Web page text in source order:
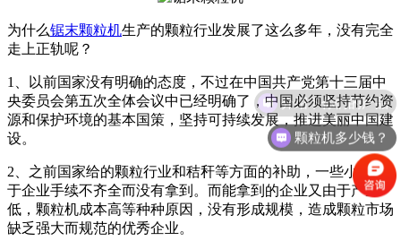
为什么锯末颗粒机生产的颗粒行业发展了这么多年，没有完全
走上正轨呢？
1、以前国家没有明确的态度，不过在中国共产党第十三届中
央委员会第五次全体会议中已经明确了，中国必须坚持节约资
源和保护环境的基本国策，坚持可持续发展，推进美丽中国建
设。
2、之前国家给的颗粒行业和秸秆等方面的补助，一些小厂由
于企业手续不齐全而没有拿到。而能拿到的企业又由于产量
低，颗粒机成本高等种种原因，没有形成规模，造成颗粒市场
缺乏强大而规范的优秀企业。
介绍下你们的产品
颗粒机多少钱？